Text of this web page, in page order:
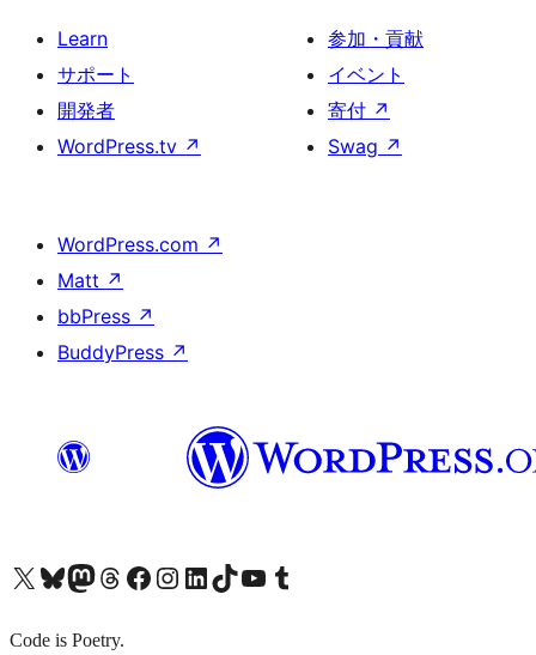
Learn
サポート
開発者
WordPress.tv ↗
参加・貢献
イベント
寄付 ↗
Swag ↗
WordPress.com ↗
Matt ↗
bbPress ↗
BuddyPress ↗
X (旧 Twitter) アカウントへBluesky アカウントへMastodon アカウントへThreads アカウントへ Facebook ページへInstagram アカウントへ LinkedIn アカウントへTikTok アカウントへYouTube チャンネルへ Tumblr アカウントへ
Code is Poetry.